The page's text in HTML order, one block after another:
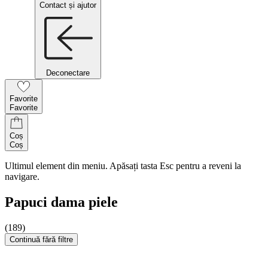
Contact și ajutor
Deconectare
Favorite
Favorite
Coș
Coș
Ultimul element din meniu. Apăsați tasta Esc pentru a reveni la
navigare.
Papuci dama piele
(189)
Continuă fără filtre